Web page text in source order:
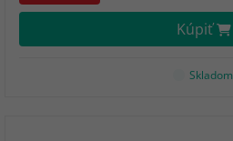
Kúpiť
Skladom